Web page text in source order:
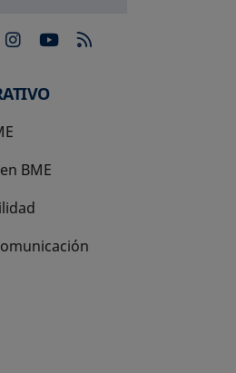
en una pestaña
abre en una pestaña
se abre en una
se abre en una
BME
una pestaña nueva